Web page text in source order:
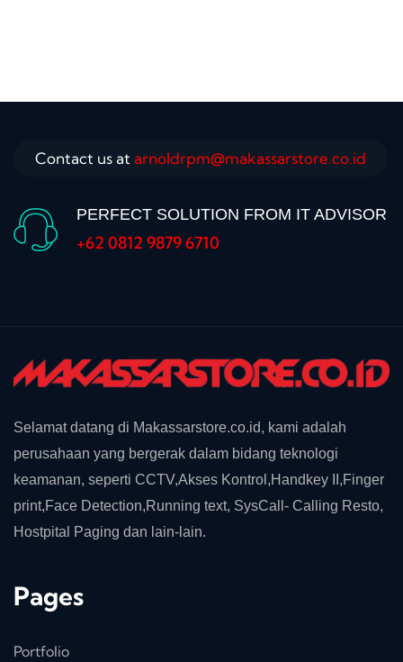
Contact us at arnoldrpm@makassarstore.co.id
PERFECT SOLUTION FROM IT ADVISOR
+62 0812 9879 6710
Selamat datang di Makassarstore.co.id, kami adalah
perusahaan yang bergerak dalam bidang teknologi
keamanan, seperti CCTV,Akses Kontrol,Handkey II,Finger
print,Face Detection,Running text, SysCall- Calling Resto,
Hostpital Paging dan lain-lain.
Pages
Portfolio